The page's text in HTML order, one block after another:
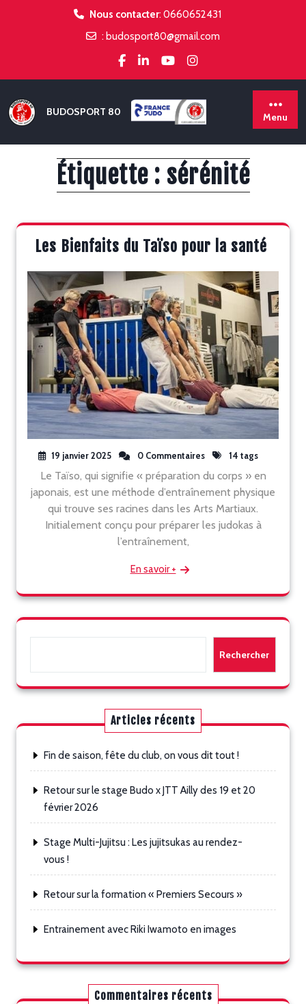
Nous contacter: 0660652431
: budosport80@gmail.com
BUDOSPORT 80 Menu
Étiquette : sérénité
Les Bienfaits du Taïso pour la santé
19 janvier 2025 0 Commentaires 14 tags
Le Taïso, qui signifie « préparation du corps » en
japonais, est une méthode d’entraînement physique
qui trouve ses racines dans les Arts Martiaux.
Initialement conçu pour préparer les judokas à
l’entraînement,
En savoir +
Rechercher
Rechercher
Articles récents
Fin de saison, fête du club, on vous dit tout !
Retour sur le stage Budo x JTT Ailly des 19 et 20
février 2026
Stage Multi-Jujitsu : Les jujitsukas au rendez-
vous !
Retour sur la formation « Premiers Secours »
Entrainement avec Riki Iwamoto en images
Commentaires récents